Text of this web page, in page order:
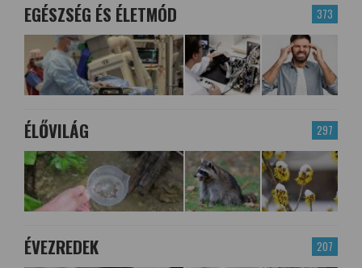
373
EGÉSZSÉG ÉS ÉLETMÓD
297
ÉLŐVILÁG
207
ÉVEZREDEK